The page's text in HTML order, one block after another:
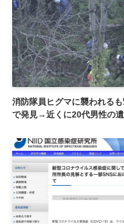
消防隊員ヒグマに襲われる
で発見→近くに20代男性の